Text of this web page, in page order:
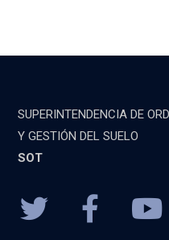
SUPERINTENDENCIA DE
Y GESTIÓN DEL SUELO
SOT